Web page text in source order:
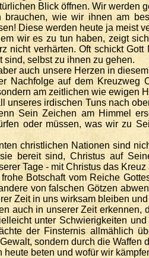
Blick öffnen. Wir werden
brauchen, wie wir ihnen am
Diese werden heute ja meist
wir es zu tun haben, zeigt
nicht verhärten. Oft schickt
sind, selbst zu ihnen zu gehen.
auch unsere Herzen in
Nachfolge auf dem Kreuzweg
am zeitlichen wie ewigen
unseres irdischen Tuns nach
Sein Zeichen am Himmel
oder müssen, was wir zu
christlichen Nationen sind
bereit sind, Christus auf
Tage - mit Christus das
Botschaft vom Reiche
von falschen Götzen
Zeit in uns wirksam bleiben
auch in unserer Zeit
unter Schwierigkeiten
der Finsternis allmählich
sondern durch die Waffen
heute beten und wofür wir